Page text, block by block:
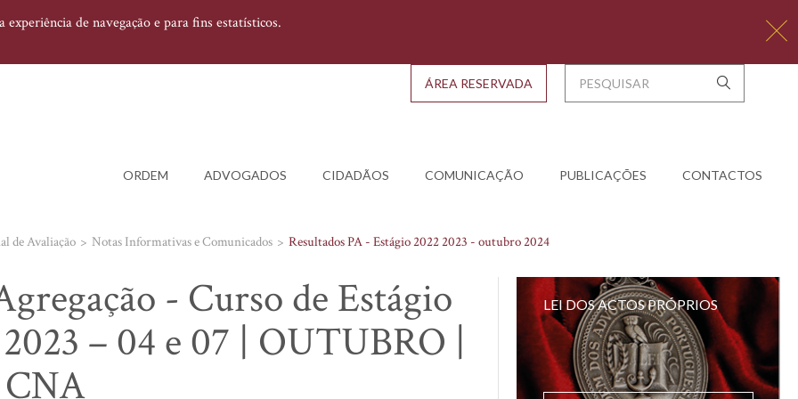
de navegação e para fins estatísticos.
ORDEM ADVOGADOS CIDADÃOS COMUNICAÇÃO PUBLICAÇÕES CONTACTOS
ÁREA RESERVADA
de Avaliação Notas Informativas e Comunicados Resultados PA - Estágio 2022 2023 - outubro 2024
- Curso de Estágio
– 04 e 07 | OUTUBRO |
LEI DOS ACTOS PRÓPRIOS